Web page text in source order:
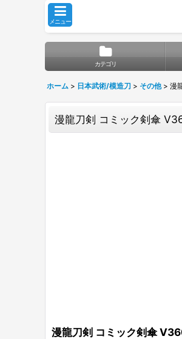
メニュー
カテゴリ
ホーム > 日本武術/模造刀 > その他 > 漫
漫龍刀剣 コミック剣傘
漫龍刀剣 コミック剣傘